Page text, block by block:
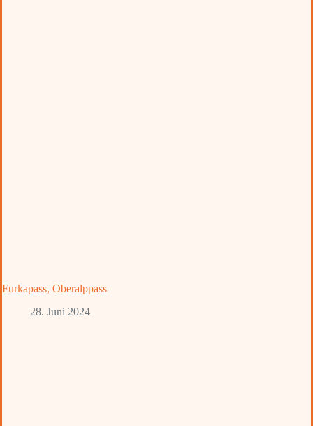
Furkapass, Oberalppass
28. Juni 2024